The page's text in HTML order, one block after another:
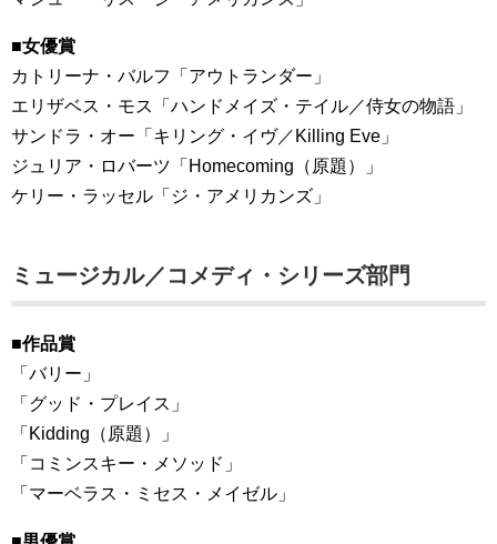
■女優賞
カトリーナ・バルフ「アウトランダー」
エリザベス・モス「ハンドメイズ・テイル／侍女の物語」
サンドラ・オー「キリング・イヴ／Killing Eve」
ジュリア・ロバーツ「Homecoming（原題）」
ケリー・ラッセル「ジ・アメリカンズ」
ミュージカル／コメディ・シリーズ部門
■作品賞
「バリー」
「グッド・プレイス」
「Kidding（原題）」
「コミンスキー・メソッド」
「マーベラス・ミセス・メイゼル」